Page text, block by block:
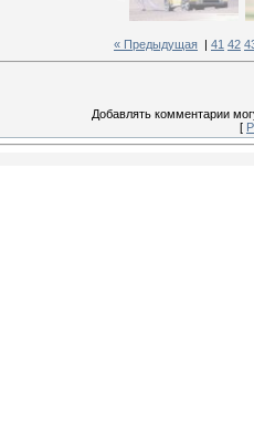
« Предыдущая 41 42
Добавлять комментарии
[